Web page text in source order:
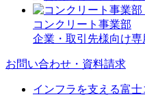
コンクリート事業部
企業・取引先様向け専
お問い合わせ・資料請求
インフラを支える富